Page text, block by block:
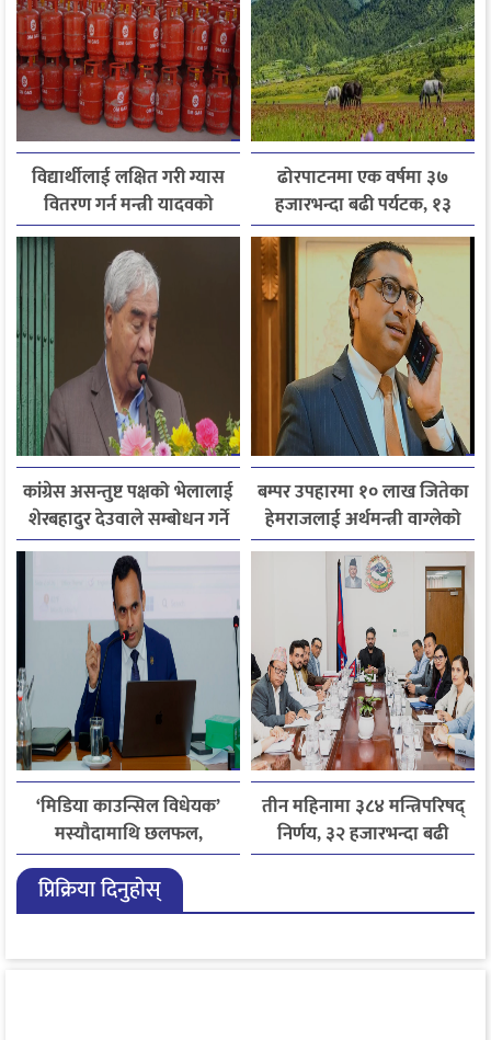
विद्यार्थीलाई लक्षित गरी ग्यास
वितरण गर्न मन्त्री यादवको
निर्देशन
ढोरपाटनमा एक वर्षमा ३७
हजारभन्दा बढी पर्यटक, १३
हजारले बढ्यो आगमन
कांग्रेस असन्तुष्ट पक्षको भेलालाई
शेरबहादुर देउवाले सम्बोधन गर्ने
बम्पर उपहारमा १० लाख जितेका
हेमराजलाई अर्थमन्त्री वाग्लेको
फोन, रुपन्देहीकी सपनाले
जितिन् एक लाख
‘मिडिया काउन्सिल विधेयक’
मस्यौदामाथि छलफल,
एआईदेखि पत्रकारको
लाइसेन्ससम्मका विषयमा
सुझाव
तीन महिनामा ३८४ मन्त्रिपरिषद्
निर्णय, ३२ हजारभन्दा बढी
गुनासो फर्छ्योट
प्रिक्रिया दिनुहोस्